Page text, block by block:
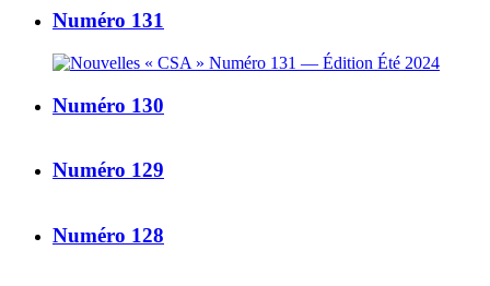
Numéro 131
Numéro 130
Numéro 129
Numéro 128